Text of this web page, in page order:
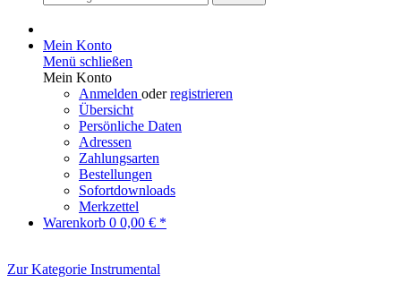
Mein Konto
Menü schließen
Mein Konto
Anmelden oderregistrieren
Übersicht
Persönliche Daten
Adressen
Zahlungsarten
Bestellungen
Sofortdownloads
Merkzettel
Warenkorb 0 0,00 € *
Zur Kategorie Instrumental